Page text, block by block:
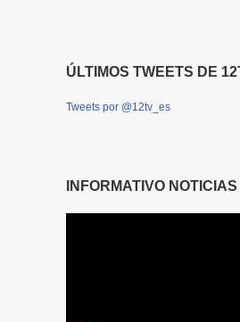
ÚLTIMOS TWEETS DE
Tweets por @12tv_es
INFORMATIVO